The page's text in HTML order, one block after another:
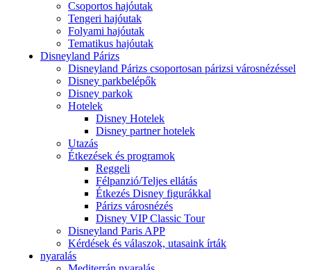
Csoportos hajóutak
Tengeri hajóutak
Folyami hajóutak
Tematikus hajóutak
Disneyland Párizs
Disneyland Párizs csoportosan párizsi városnézéssel
Disney parkbelépők
Disney parkok
Hotelek
Disney Hotelek
Disney partner hotelek
Utazás
Étkezések és programok
Reggeli
Félpanzió/Teljes ellátás
Étkezés Disney figurákkal
Párizs városnézés
Disney VIP Classic Tour
Disneyland Paris APP
Kérdések és válaszok, utasaink írták
nyaralás